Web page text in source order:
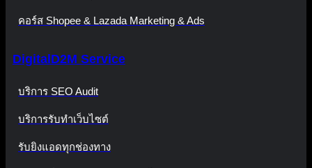
คอร์ส Shopee & Lazada Marketing & Ads
DigitalD2M Service
บริการ SEO Audit
บริการรับทำเว็บไซต์
รับยิงแอดทุกช่องทาง